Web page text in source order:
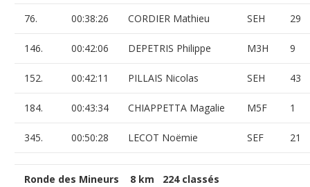
76. 00:38:26 CORDIER Mathieu SEH 29
146. 00:42:06 DEPETRIS Philippe M3H 9
152. 00:42:11 PILLAIS Nicolas SEH 43
184. 00:43:34 CHIAPPETTA Magalie M5F 1
345. 00:50:28 LECOT Noëmie SEF 21
Ronde des Mineurs 8 km 224 classés